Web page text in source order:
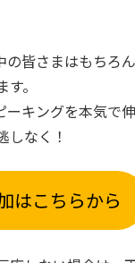
の皆さまはもちろ
。
ーキングを本気で
しなく！
はこちらから